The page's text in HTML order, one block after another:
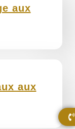
aux
aux